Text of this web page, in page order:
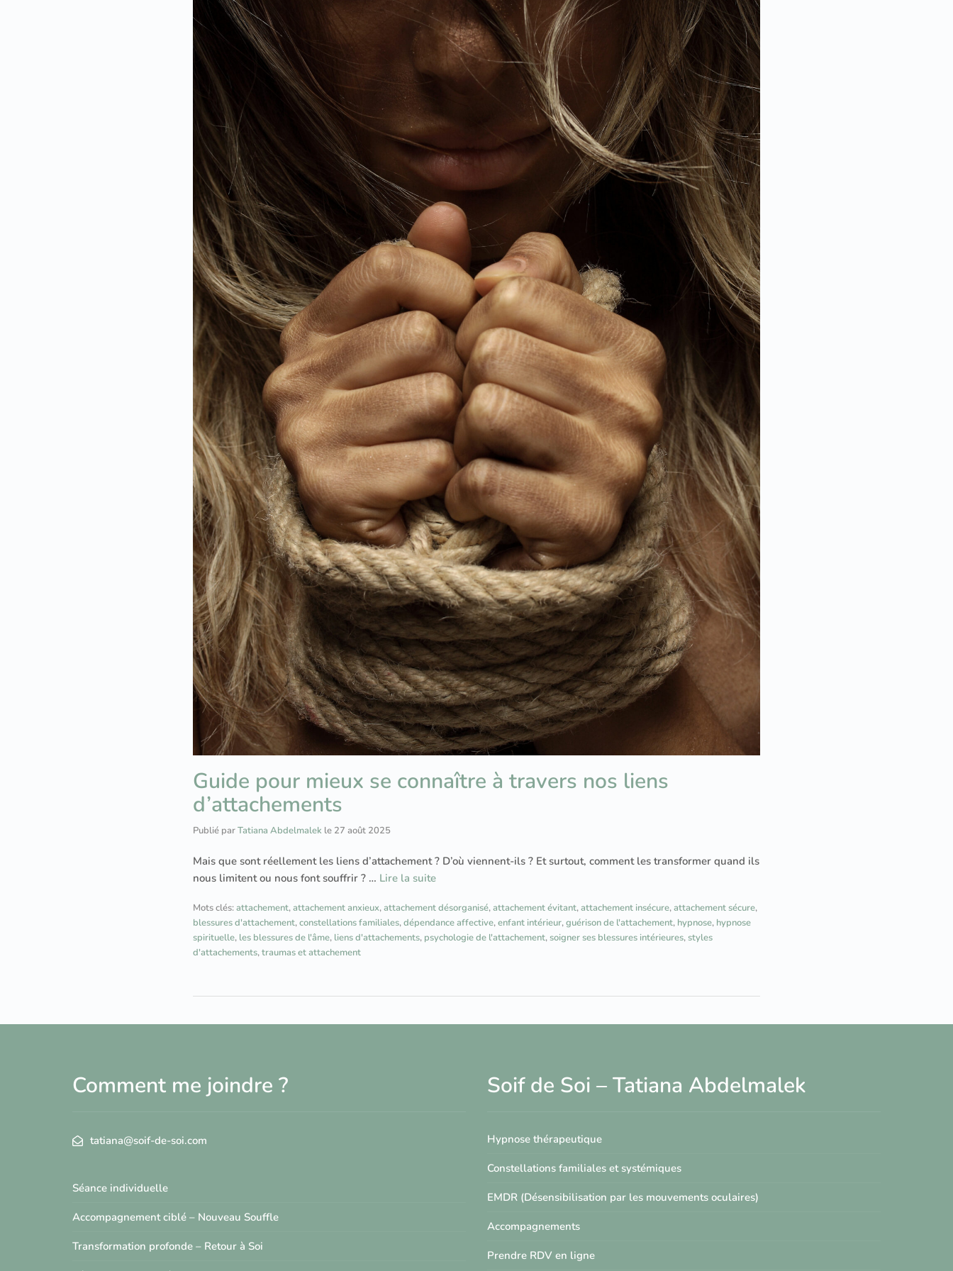
Guide pour mieux se connaître à travers nos liens
d’attachements
Publié parTatiana Abdelmalek le 27 août 2025
Mais que sont réellement les liens d’attachement ? D’où viennent-ils ? Et surtout, comment les transformer quand ils
nous limitent ou nous font souffrir ? … Lire la suite
Mots clés:attachement,attachement anxieux,attachement désorganisé,attachement évitant,attachement insécure,attachement sécure,
blessures d'attachement,constellations familiales,dépendance affective,enfant intérieur,guérison de l'attachement, hypnose, hypnose
spirituelle, les blessures de l'âme, liens d'attachements, psychologie de l'attachement,soigner ses blessures intérieures,styles
d'attachements,traumas et attachement
Comment me joindre ?
tatiana@soif-de-soi.com
Séance individuelle
Accompagnement ciblé – Nouveau Souffle
Transformation profonde – Retour à Soi
Soif de Soi – Tatiana Abdelmalek
Hypnose thérapeutique
Constellations familiales et systémiques
EMDR (Désensibilisation par les mouvements oculaires)
Accompagnements
Prendre RDV en ligne